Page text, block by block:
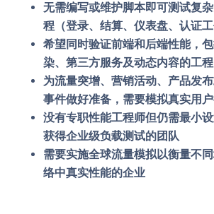
无需编写或维护脚本即可测试复
程（登录、结算、仪表盘、认证
希望同时验证前端和后端性能，
染、第三方服务及动态内容的工
为流量突增、营销活动、产品发
事件做好准备，需要模拟真实用
没有专职性能工程师但仍需最小
获得企业级负载测试的团队
需要实施全球流量模拟以衡量不
络中真实性能的企业